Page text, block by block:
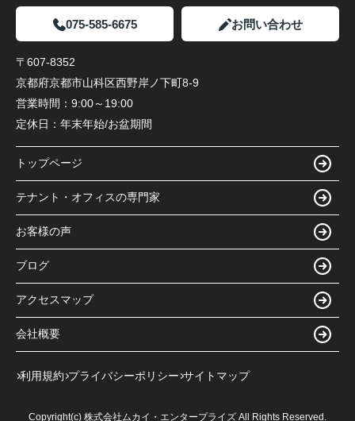
075-585-6675 お問い合わせ
〒607-8352
京都府京都市山科区西野岸ノ下町8-9
営業時間： 9:00～19:00
定休日： 年末年始/お盆期間
トップページ
テナント・オフィスの専門家
お客様の声
ブログ
アクセスマップ
会社概要
利用規約 プライバシーポリシー サイトマップ
Copyright(c) 株式会社ムカイ・エンタープライズ All Rights Reserved.